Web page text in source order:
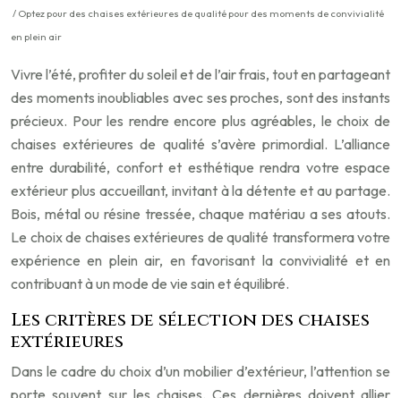
/ Optez pour des chaises extérieures de qualité pour des moments de convivialité
en plein air
Vivre l’été, profiter du soleil et de l’air frais, tout en partageant
des moments inoubliables avec ses proches, sont des instants
précieux. Pour les rendre encore plus agréables, le choix de
chaises extérieures de qualité s’avère primordial. L’alliance
entre durabilité, confort et esthétique rendra votre espace
extérieur plus accueillant, invitant à la détente et au partage.
Bois, métal ou résine tressée, chaque matériau a ses atouts.
Le choix de chaises extérieures de qualité transformera votre
expérience en plein air, en favorisant la convivialité et en
contribuant à un mode de vie sain et équilibré.
Les critères de sélection des chaises
extérieures
Dans le cadre du choix d’un mobilier d’extérieur, l’attention se
porte souvent sur les chaises. Ces dernières doivent allier